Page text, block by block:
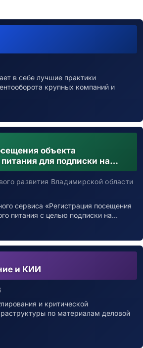
в себе лучшие практики
крупных компаний и
объекта
для подписки на
контакте с
коронавирусной
развития Владимирской области
сервиса «Регистрация посещения
питания с целью подписки на…
и КИИ
и критической
по материалам деловой